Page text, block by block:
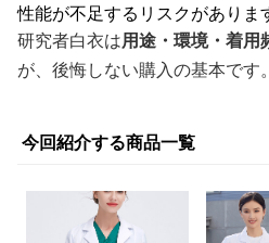
性能が不足するリスクがありま
研究者白衣は用途・環境・着用
が、後悔しない購入の基本です。
今回紹介する商品一覧